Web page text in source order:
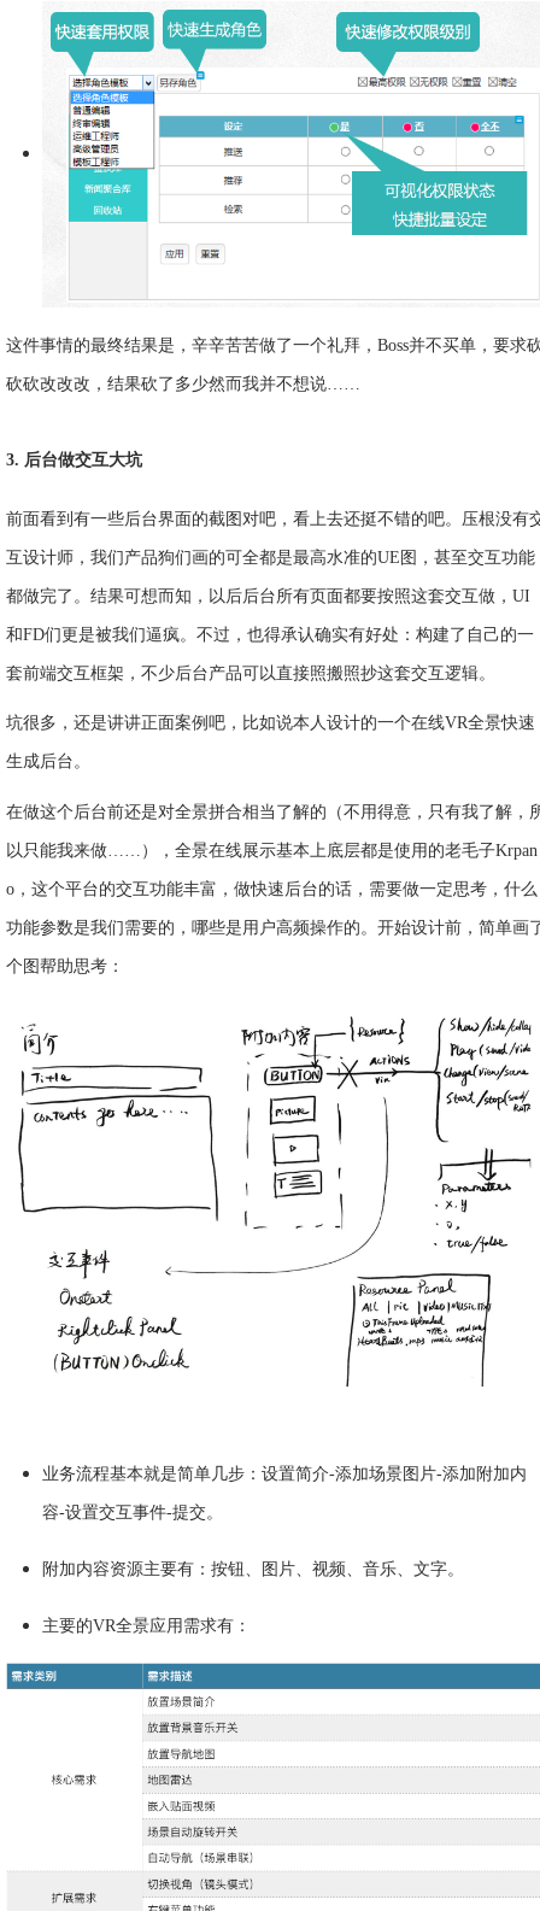
这件事情的最终结果是，辛辛苦苦做了一个礼拜，Boss并不买单，要求
砍砍改改改，结果砍了多少然而我并不想说……
3. 后台做交互大坑
前面看到有一些后台界面的截图对吧，看上去还挺不错的吧。压根没有
互设计师，我们产品狗们画的可全都是最高水准的UE图，甚至交互功能
都做完了。结果可想而知，以后后台所有页面都要按照这套交互做，UI
和FD们更是被我们逼疯。不过，也得承认确实有好处：构建了自己的一
套前端交互框架，不少后台产品可以直接照搬照抄这套交互逻辑。
坑很多，还是讲讲正面案例吧，比如说本人设计的一个在线VR全景快速
生成后台。
在做这个后台前还是对全景拼合相当了解的（不用得意，只有我了解，
以只能我来做……），全景在线展示基本上底层都是使用的老毛子Krpan
o，这个平台的交互功能丰富，做快速后台的话，需要做一定思考，什么
功能参数是我们需要的，哪些是用户高频操作的。开始设计前，简单画
个图帮助思考：
业务流程基本就是简单几步：设置简介-添加场景图片-添加附加内
容-设置交互事件-提交。
附加内容资源主要有：按钮、图片、视频、音乐、文字。
主要的VR全景应用需求有：